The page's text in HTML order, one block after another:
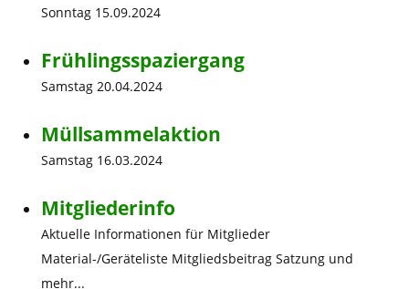
Sonntag 15.09.2024
Frühlingsspaziergang
Samstag 20.04.2024
Müllsammelaktion
Samstag 16.03.2024
Mitgliederinfo
Aktuelle Informationen für Mitglieder
Material-/Geräteliste Mitgliedsbeitrag Satzung und
mehr...